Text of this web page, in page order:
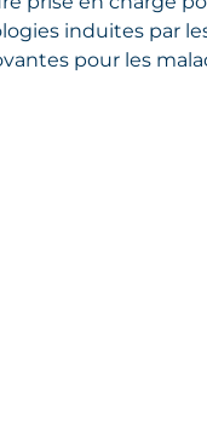
induites par
pour les